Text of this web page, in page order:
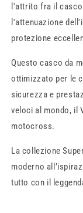
l'attrito fra il
l'attenuazione
protezione
Questo casco da
ottimizzato per le
sicurezza e
veloci al mondo, il
motocross.
La collezione
moderno
tutto con il